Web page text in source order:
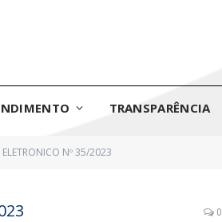
TRANSPARÊNCIA
Nº 35/2023
0